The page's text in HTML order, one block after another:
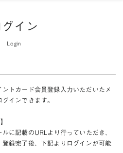
グイン
Login
トカード会員登録入力いただいたメ
インできます。
に記載のURLより行っていただき、
録完了後、下記よりログインが可能